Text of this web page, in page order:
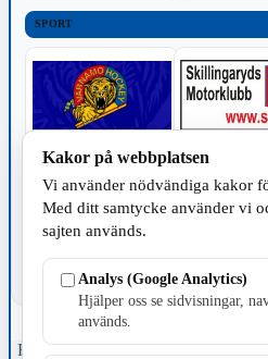
SPORT
Fristående webbtidningsföretag
Kakor på webbplatsen
Vi använder nödvändiga kakor
Med ditt samtycke använder vi
sajten används.
Analys (Google Analytics)
Hjälper oss se sidvisningar,
används.